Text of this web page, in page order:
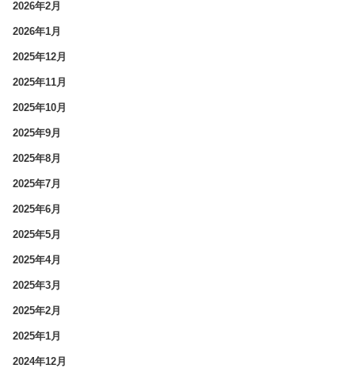
2026年2月
2026年1月
2025年12月
2025年11月
2025年10月
2025年9月
2025年8月
2025年7月
2025年6月
2025年5月
2025年4月
2025年3月
2025年2月
2025年1月
2024年12月